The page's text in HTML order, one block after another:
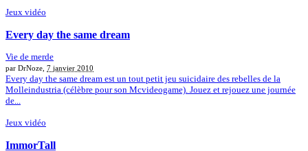
Jeux vidéo
Every day the same dream
Vie de merde
par DrNoze, 7 janvier 2010
Every day the same dream est un tout petit jeu suicidaire des rebelles de la
Molleindustria (célèbre pour son Mcvideogame). Jouez et rejouez une journée
de...
Jeux vidéo
ImmorTall